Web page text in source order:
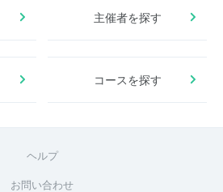
主催者を探す
コースを探す
ヘルプ
お問い合わせ